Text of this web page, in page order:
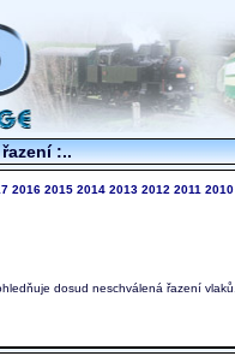
:..
2016 2015 2014 2013 2012 2011 2010
dosud neschválená řazení vlaků.